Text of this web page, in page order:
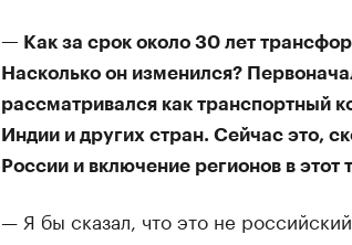
— Как за срок около 30 лет
Насколько он изменился?
рассматривался как транспортный
Индии и других стран. Сейчас это,
России и включение регионов в
— Я бы сказал, что это не